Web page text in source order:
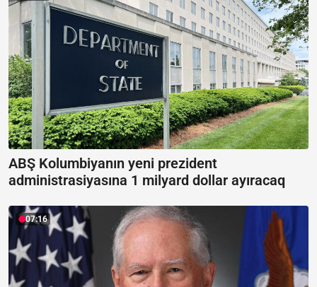
ABŞ Kolumbiyanın yeni prezident
administrasiyasına 1 milyard dollar ayıracaq
07:16